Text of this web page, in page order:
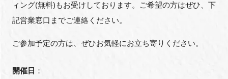
ィング(無料)もお受けしております。ご希望の方はぜひ、下
記営業窓口までご連絡ください。
ご参加予定の方は、ぜひお気軽にお立ち寄りください。
開催日 ：